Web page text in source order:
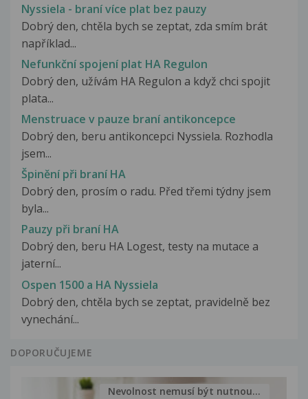
Nyssiela - braní více plat bez pauzy
Dobrý den, chtěla bych se zeptat, zda smím brát
například...
Nefunkční spojení plat HA Regulon
Dobrý den, užívám HA Regulon a když chci spojit
plata...
Menstruace v pauze braní antikoncepce
Dobrý den, beru antikoncepci Nyssiela. Rozhodla
jsem...
Špinění při braní HA
Dobrý den, prosím o radu. Před třemi týdny jsem
byla...
Pauzy při braní HA
Dobrý den, beru HA Logest, testy na mutace a
jaterní...
Ospen 1500 a HA Nyssiela
Dobrý den, chtěla bych se zeptat, pravidelně bez
vynechání...
DOPORUČUJEME
Nevolnost nemusí být nutnou...